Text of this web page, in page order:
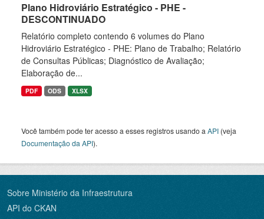
Plano Hidroviário Estratégico - PHE -
DESCONTINUADO
Relatório completo contendo 6 volumes do Plano
Hidroviário Estratégico - PHE: Plano de Trabalho; Relatório
de Consultas Públicas; Diagnóstico de Avaliação;
Elaboração de...
PDF ODS XLSX
Você também pode ter acesso a esses registros usando a API (veja
Documentação da API).
Sobre Ministério da Infraestrutura
API do CKAN